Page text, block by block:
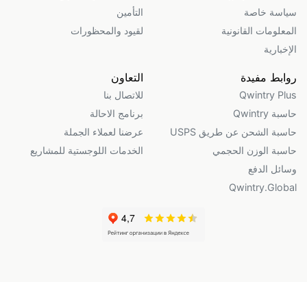
سياسة خاصة
المعلومات القانونية
الإخبارية
التأمين
لقيود والمحظورات
روابط مفيدة
Qwintry Plus
حاسبة Qwintry
حاسبة الشحن عن طريق USPS
حاسبة الوزن الحجمي
وسائل الدفع
Qwintry.Global
التعاون
للاتصال بنا
برنامج الاحالة
عرضنا لعملاء الجملة
الخدمات اللوجستية للمشاريع